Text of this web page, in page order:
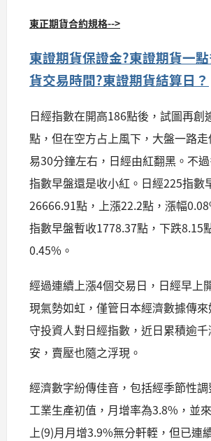
東正期貨合約規格-->
東證期貨保證金?東證期貨一
貨交易時間?東證期貨結算日？
日經指數在開高186點後，試圖再創
點，但在空方占上風下，大盤一路
易30分鐘左右，日經由紅翻黑。不過
指數早盤還是收小紅。日經225指數
26666.91點，上漲22.2點，漲幅
指數早盤暫收1778.37點，下跌8.15
0.45%。
經過連續上漲4個交易日，日經早上
現氣勢如虹，僅管日本經濟數據傳
守投資人對日經指數，近日累積逾
安，賣壓也隨之浮現。
經濟數字紛傳佳音，包括經季節性
工業生產初值，月增率為3.8%，並
上(9)月月增3.9%無分軒輊，但已連